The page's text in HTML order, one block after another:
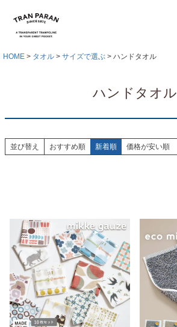
HOME タオル サイズで選ぶ ハンドタオル
ハンドタオル
並び替え おすすめ順 新着順 価格が安い順